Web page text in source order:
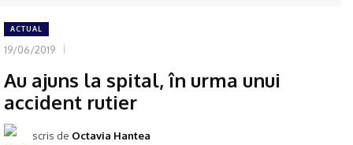
ACTUAL
19/06/2019
Au ajuns la spital, în urma unui
accident rutier
scris de Octavia Hantea